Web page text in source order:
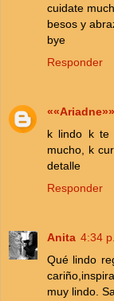
cuidate
besos y
bye
Responder
««Ariadne»»
k lindo k te
mucho, k
detalle
Responder
Anita 4:34
Qué lindo
muy lindo.